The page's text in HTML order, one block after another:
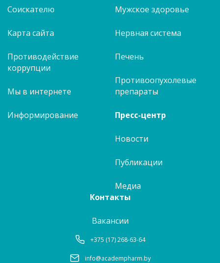
Соискателю
Карта сайта
Противодействие
коррупции
Мы в интернете
Информирование
Мужское здоровье
Нервная система
Печень
Противоопухолевые
препараты
Пресс-центр
Новости
Публикации
Медиа
Контакты
Вакансии
+375 (17) 268-63-64
info@academpharm.by